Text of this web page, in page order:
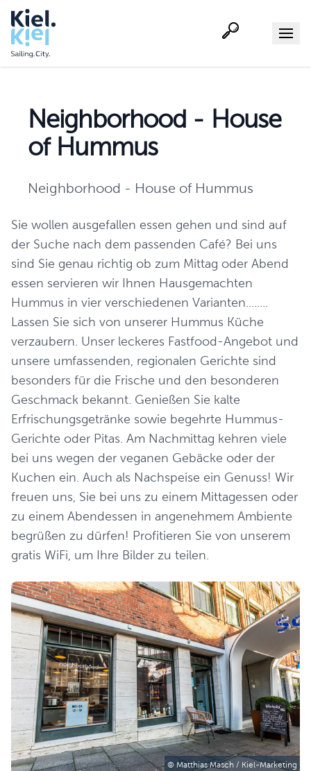
Neighborhood - House
of Hummus
Neighborhood - House of Hummus
Sie wollen ausgefallen essen gehen und sind auf
der Suche nach dem passenden Café? Bei uns
sind Sie genau richtig ob zum Mittag oder Abend
essen servieren wir Ihnen Hausgemachten
Hummus in vier verschiedenen Varianten........
Lassen Sie sich von unserer Hummus Küche
verzaubern. Unser leckeres Fastfood-Angebot und
unsere umfassenden, regionalen Gerichte sind
besonders für die Frische und den besonderen
Geschmack bekannt. Genießen Sie kalte
Erfrischungsgetränke sowie begehrte Hummus-
Gerichte oder Pitas. Am Nachmittag kehren viele
bei uns wegen der veganen Gebäcke oder der
Kuchen ein. Auch als Nachspeise ein Genuss! Wir
freuen uns, Sie bei uns zu einem Mittagessen oder
zu einem Abendessen in angenehmem Ambiente
begrüßen zu dürfen! Profitieren Sie von unserem
gratis WiFi, um Ihre Bilder zu teilen.
© Matthias Masch / Kiel-Marketing